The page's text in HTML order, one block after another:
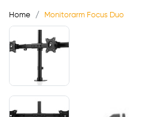
Home Monitorarm Focus Duo